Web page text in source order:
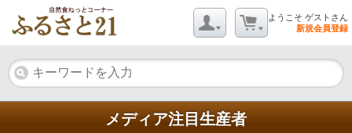
ようこそ ゲストさん
新規会員登録
メディア注目生産者